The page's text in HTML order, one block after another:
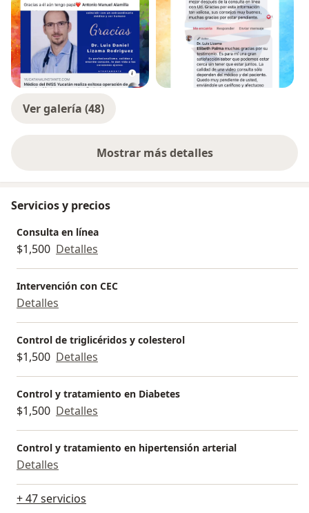
Ver galería (48)
Mostrar más detalles
sobre la experiencia
Servicios y precios
Consulta en línea
$1,500 Detalles
Intervención con CEC
Detalles
Control de triglicéridos y colesterol
$1,500 Detalles
Control y tratamiento en Diabetes
$1,500 Detalles
Control y tratamiento en hipertensión arterial
Detalles
+ 47 servicios